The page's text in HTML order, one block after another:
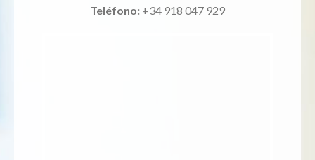
Teléfono: +34 918 047 929